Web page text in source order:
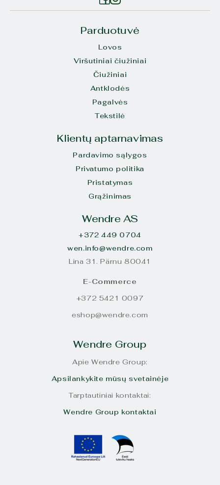
Parduotuvė
Lovos
Viršutiniai čiužiniai
Čiužiniai
Antklodės
Pagalvės
Tekstilė
Klientų aptarnavimas
Pardavimo sąlygos
Privatumo politika
Pristatymas
Grąžinimas
Wendre AS
+372 449 0704
wen.info@wendre.com
Lina 31. Pärnu 80041
E-Commerce
+372 5421 0097
eshop@wendre.com
Wendre Group
Apie Wendre Group:
Apsilankykite mūsų svetainėje
Tarptautiniai kontaktai:
Wendre Group kontaktai